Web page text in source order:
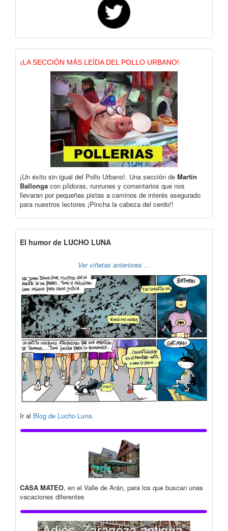
¡LA SECCIÓN MÁS LEÍDA DEL POLLO URBANO!
¡Un éxito sin igual del Pollo Urbano!. Una sección de Martín
Ballonga con píldoras, runrunes y comentarios que nos
llevaran por pequeñas pistas a caminos de interés asegurado
para nuestros lectores ¡Pincha la cabeza del cerdo!!
El humor de LUCHO LUNA
Ver viñetas anteriores …
Ir al Blog de Lucho Luna.
CASA MATEO, en el Valle de Arán, para los que buscan unas
vacaciones diferentes